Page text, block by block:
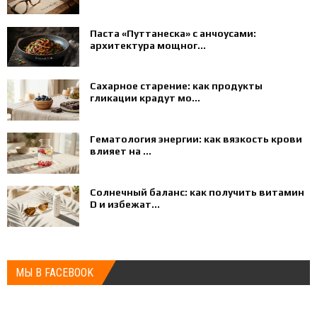
Паста «Путтанеска» с анчоусами:
архитектура мощног...
Сахарное старение: как продукты
гликации крадут мо...
Гематология энергии: как вязкость крови
влияет на ...
Солнечный баланс: как получить витамин
D и избежат...
МЫ В FACEBOOK